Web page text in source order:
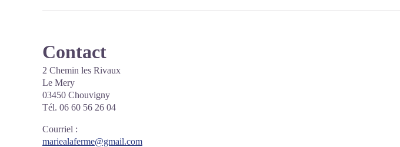
Contact
2 Chemin les Rivaux
Le Mery
03450 Chouvigny
Tél. 06 60 56 26 04
Courriel :
mariealaferme@gmail.com